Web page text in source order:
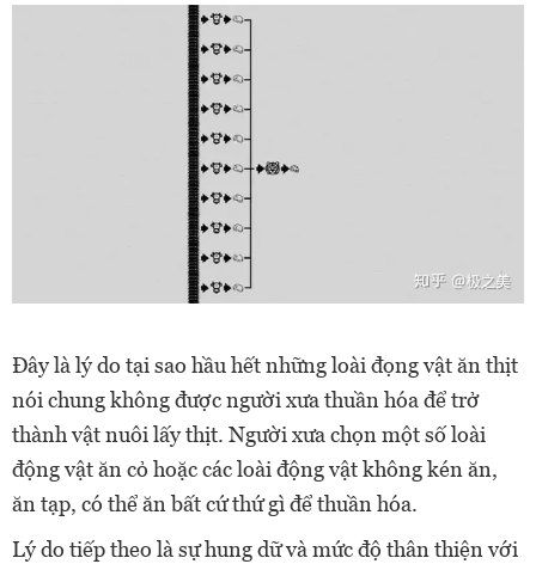
Đây là lý do tại sao hầu hết những loài đọng vật ăn thịt
nói chung không được người xưa thuần hóa để trở
thành vật nuôi lấy thịt. Người xưa chọn một số loài
động vật ăn cỏ hoặc các loài động vật không kén ăn,
ăn tạp, có thể ăn bất cứ thứ gì để thuần hóa.
Lý do tiếp theo là sự hung dữ và mức độ thân thiện với